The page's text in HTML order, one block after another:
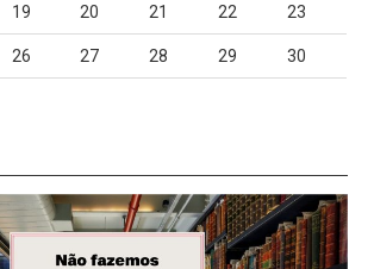
19 20 21 22 23
26 27 28 29 30